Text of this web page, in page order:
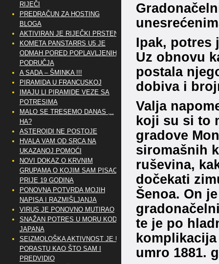
Ipak, potres
Uz obnovu
postala
dobiva i
Valja
koji su si to
gradove
siromašnih
ruševina,
dočekati
Šenoa. On
te je po
umro 1881.
RIJEČI
PREDRAČUN ZA HOSTING
BLOGA
AKTIVIRAN JE RIJEČKI PRSTEN
KOMETA PANSTARRS U5 JE
ODMAH PORED POPLAVLJENIH
PODRUČJA
A SADA – ŠMINKA !!!
PIRAMIDA U FRANCUSKOJ
IMAJU LI PIRAMIDE VEZE SA
POTRESIMA
MALO SE TRESEMO DANAS ,..
HA?
ASTEROIDI NE POSTOJE
HVALA VAM OD SRCA NA
UKAZANOJ POMOĆI
NOVI DOKAZ O KRVNIM
GRUPAMA O KOJIM SAM PISAO
PRIJE 19 GODINA
PONOVNA POTVRDA MOJIH
NAPISA I RAZMIŠLJANJA
VIRUS JE PONOVNO MUTIRAO
SNAŽAN POTRES U MORU KOD
JAPANA
SEIZMOLOŠKA AKTIVNOST JE U
PORASTU KAO ŠTO SAM I
PREDVIDIO